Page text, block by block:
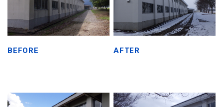
BEFORE AFTER